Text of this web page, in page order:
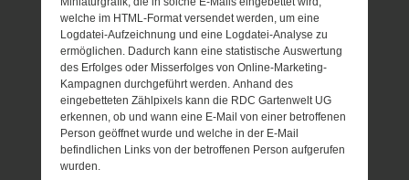
welche im HTML-Format versendet werden, um eine
Logdatei-Aufzeichnung und eine Logdatei-Analyse zu
ermöglichen. Dadurch kann eine statistische Auswertung
des Erfolges oder Misserfolges von Online-Marketing-
Kampagnen durchgeführt werden. Anhand des
eingebetteten Zählpixels kann die RDC Gartenwelt UG
erkennen, ob und wann eine E-Mail von einer betroffenen
Person geöffnet wurde und welche in der E-Mail
befindlichen Links von der betroffenen Person aufgerufen
wurden.